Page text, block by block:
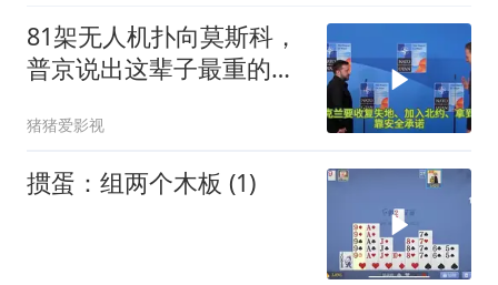
81架无人机扑向莫斯科，
普京说出这辈子最重的一
猪猪爱影视
掼蛋：组两个木板 (1)